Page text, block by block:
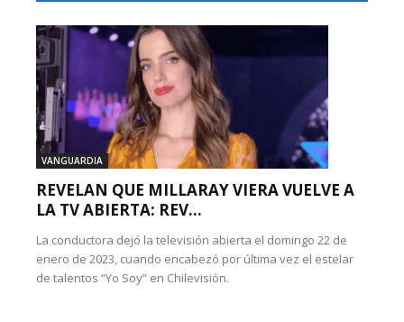
VANGUARDIA
REVELAN QUE MILLARAY VIERA VUELVE A
LA TV ABIERTA: REV...
La conductora dejó la televisión abierta el domingo 22 de
enero de 2023, cuando encabezó por última vez el estelar
de talentos “Yo Soy” en Chilevisión.